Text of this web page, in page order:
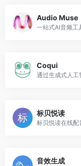
Audio Muse
Coqui
通过生成式人工
标贝悦读
音效生成